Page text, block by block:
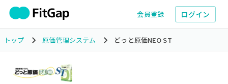
会員登録 ログイン
トップ 原価管理システム どっと原価NEO ST